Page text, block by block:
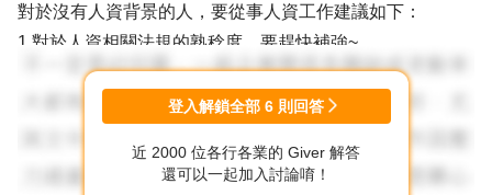
對於沒有人資背景的人，要從事人資工作建議如下：
1.對於人資相關法規的熟稔度，要趕快補強~
2.貴院的HR相關系統要趕快上手~
3.貴院的班別和各種人資的規定，要趕快弄清楚~
登入解鎖全部 6 則回答
近 2000 位各行各業的 Giver 解答
還可以一起加入討論唷！